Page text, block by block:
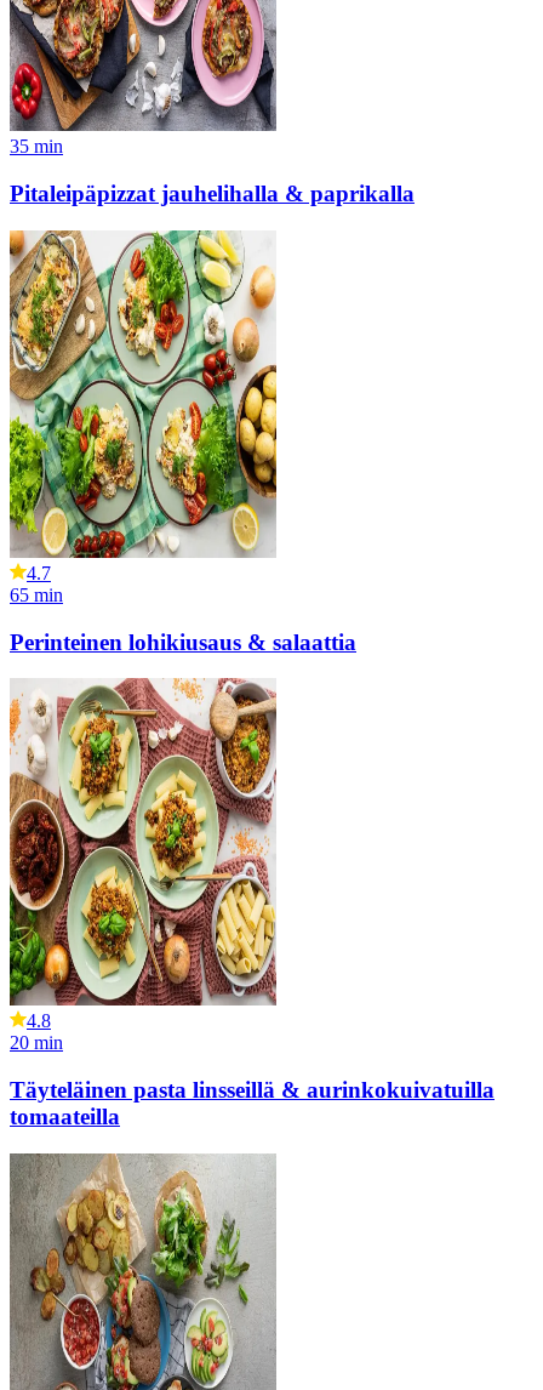
35 min
Pitaleipäpizzat jauhelihalla & paprikalla
4.7
65 min
Perinteinen lohikiusaus & salaattia
4.8
20 min
Täyteläinen pasta linsseillä & aurinkokuivatuilla
tomaateilla